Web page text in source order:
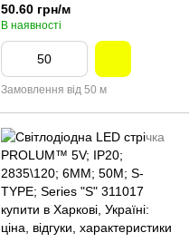
50.60 грн/м
В наявності
Замовлення від 50 м